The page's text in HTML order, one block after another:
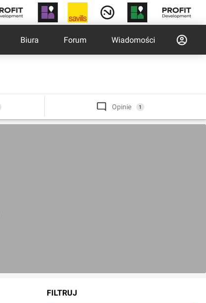
Biura Forum Wiadomości
Opinie 1
FILTRUJ